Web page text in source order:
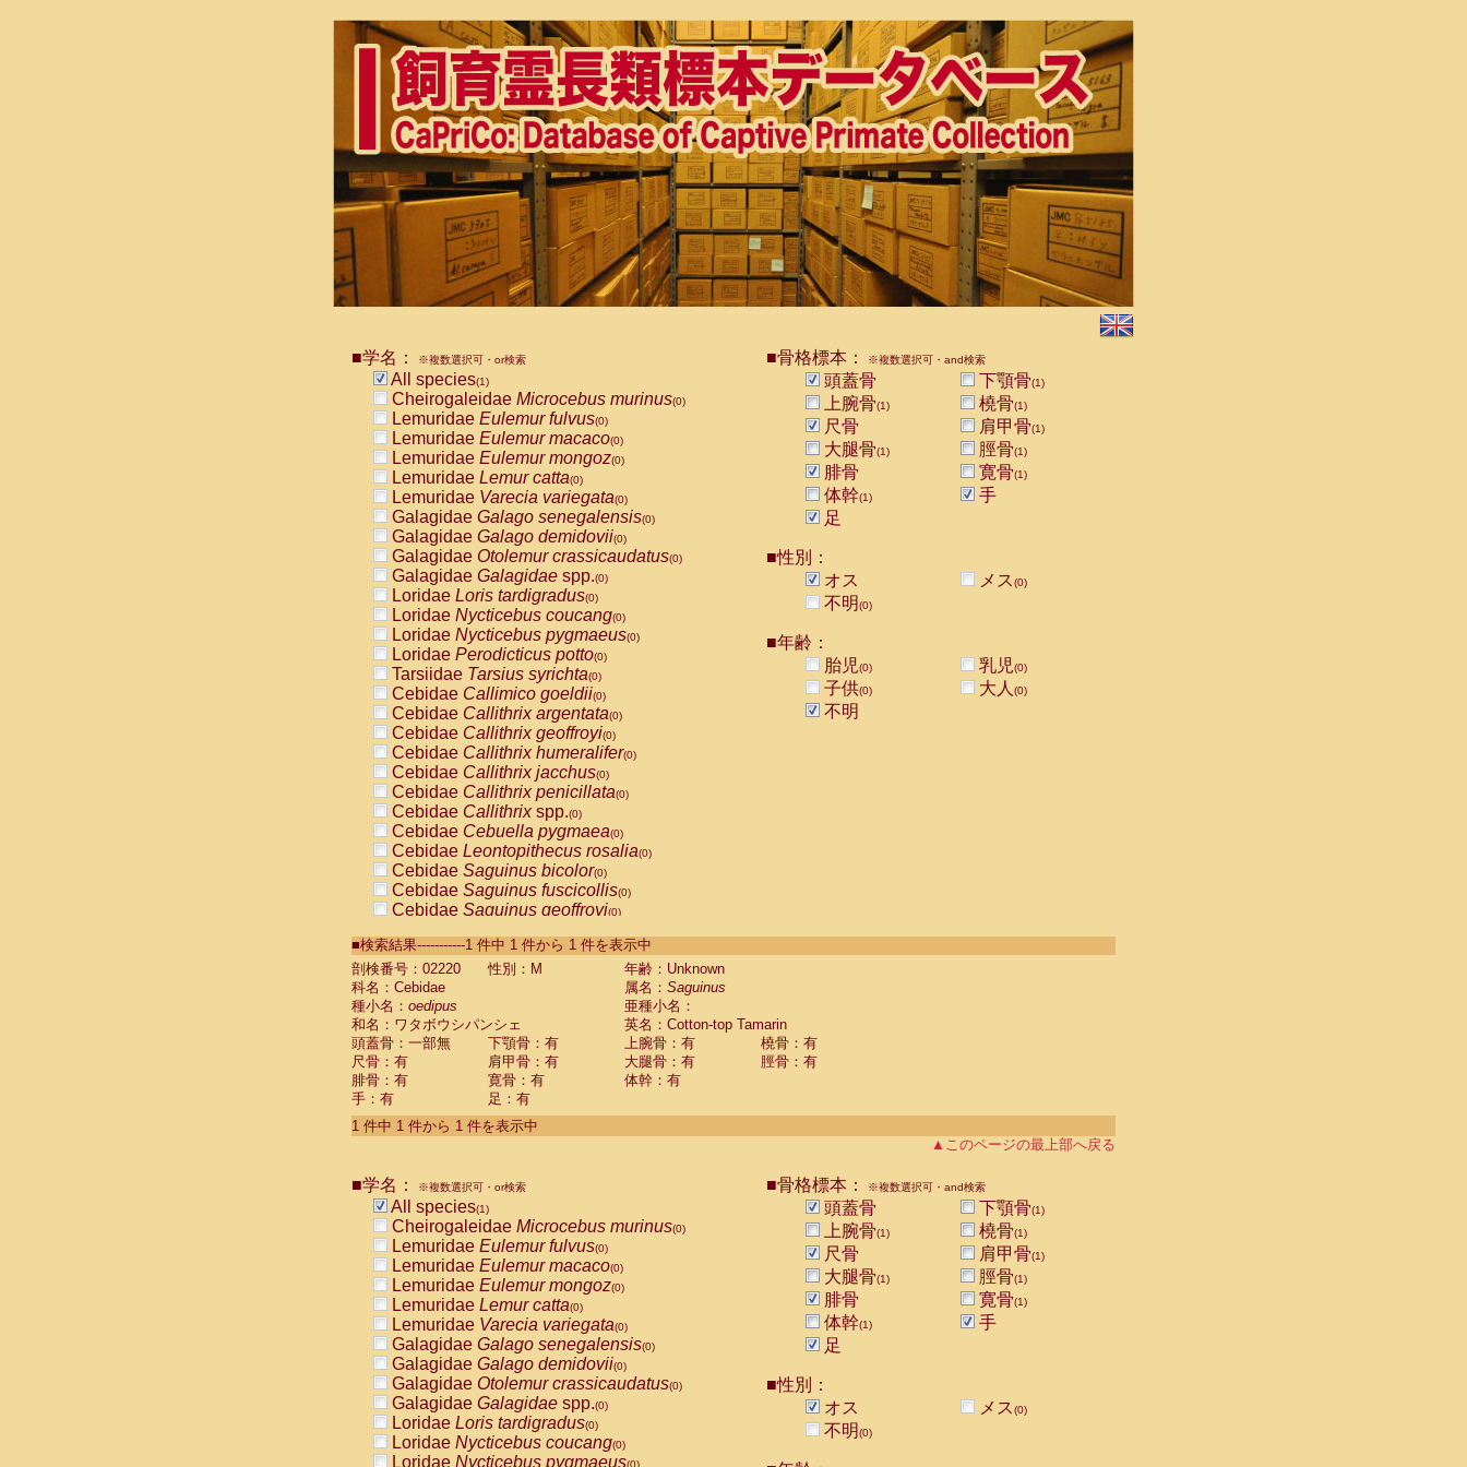
■学名： ※複数選択可・or検索
All species(1)
Cheirogaleidae Microcebus murinus(0)
Lemuridae Eulemur fulvus(0)
Lemuridae Eulemur macaco(0)
Lemuridae Eulemur mongoz(0)
Lemuridae Lemur catta(0)
Lemuridae Varecia variegata(0)
Galagidae Galago senegalensis(0)
Galagidae Galago demidovii(0)
Galagidae Otolemur crassicaudatus(0)
Galagidae Galagidae spp.(0)
Loridae Loris tardigradus(0)
Loridae Nycticebus coucang(0)
Loridae Nycticebus pygmaeus(0)
Loridae Perodicticus potto(0)
Tarsiidae Tarsius syrichta(0)
Cebidae Callimico goeldii(0)
Cebidae Callithrix argentata(0)
Cebidae Callithrix geoffroyi(0)
Cebidae Callithrix humeralifer(0)
Cebidae Callithrix jacchus(0)
Cebidae Callithrix penicillata(0)
Cebidae Callithrixspp.(0)
Cebidae Cebuella pygmaea(0)
Cebidae Leontopithecus rosalia(0)
Cebidae Saguinus bicolor(0)
Cebidae Saguinus fuscicollis(0)
Cebidae Saguinus geoffroyi(0)
CebidaeSaguinus labiatus(0)
Cebidae Saguinus leucopus (0)
Cebidae
Cebidae
CebidaeSaguinus nigricollis (0)
Cebidae Saguinus oedipus
Cebidae Saguinus weddelli
Cebidae Saguinusspp.
Cebidae Aotus trivirgatus
Cebidae Cebus albifrons
CebidaeCebus nigrivittatus
CebidaeCebus
CebidaeSaimiri boliviensis(0)
CebidaeSaimiri sciureus(0)
AtelidaeAlouatta caraya(0)
AtelidaeAlouatta fusca(0)
AtelidaeAlouatta seniculus
AtelidaeAlouattaspp.(0)
AtelidaeAteles belzebuth(0)
AtelidaeAteles geoffroyi(0)
AtelidaeAteles paniscus(0)
AtelidaeAtelesspp.(0)
Atelidae Lagothrix lagothricha
AtelidaeLagothrix lagothricha cana
PitheciidaeCacajao calvus rubicundus
■骨格標本： ※複数選択可・and検索
頭蓋骨 下顎骨(1)
上腕骨(1) 橈骨(1)
尺骨 肩甲骨(1)
大腿骨(1) 脛骨(1)
腓骨 寛骨(1)
体幹(1)
手
足
■性別：
オス
メス(0)
不明(0)
■年齢：
胎児(0) 乳児(0)
子供(0) 大人 (0)
不明
■検索結果-----------1 件中 1 件から 1 件を表示中
剖検番号：02220
性別：M
年齢：Unknown
科名：Cebidae
属名： Saguinus
種小名： oedipus
亜種小名：
和名：ワタボウシパンシェ
英名：Cotton-top Tamarin
頭蓋骨：一部無
下顎骨：有 上腕骨：有
橈骨：有
尺骨：有
肩甲骨：有 大腿骨：有
脛骨：有
腓骨：有
寛骨：有
体幹：有
手：有
足：有
1 件中 1 件から 1 件を表示中
▲このページの最上部へ戻る
■学名： ※複数選択可・or検索
All species(1)
Cheirogaleidae Microcebus murinus(0)
Lemuridae Eulemur fulvus(0)
Lemuridae Eulemur macaco(0)
Lemuridae Eulemur mongoz(0)
Lemuridae Lemur catta(0)
Lemuridae Varecia variegata(0)
Galagidae Galago senegalensis(0)
Galagidae Galago demidovii(0)
Galagidae Otolemur crassicaudatus(0)
Galagidae Galagidae spp.(0)
Loridae Loris tardigradus(0)
Loridae Nycticebus coucang(0)
Loridae Nycticebus pygmaeus(0)
■骨格標本： ※複数選択可・and検索
頭蓋骨 下顎骨(1)
上腕骨(1) 橈骨(1)
尺骨 肩甲骨(1)
大腿骨(1) 脛骨(1)
腓骨 寛骨(1)
体幹(1)
手
足
■性別：
オス
メス(0)
不明(0)